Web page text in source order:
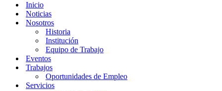
Inicio
Noticias
Nosotros
Historia
Institución
Equipo de Trabajo
Eventos
Trabajos
Oportunidades de Empleo
Servicios